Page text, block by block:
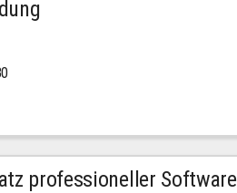
professioneller Software